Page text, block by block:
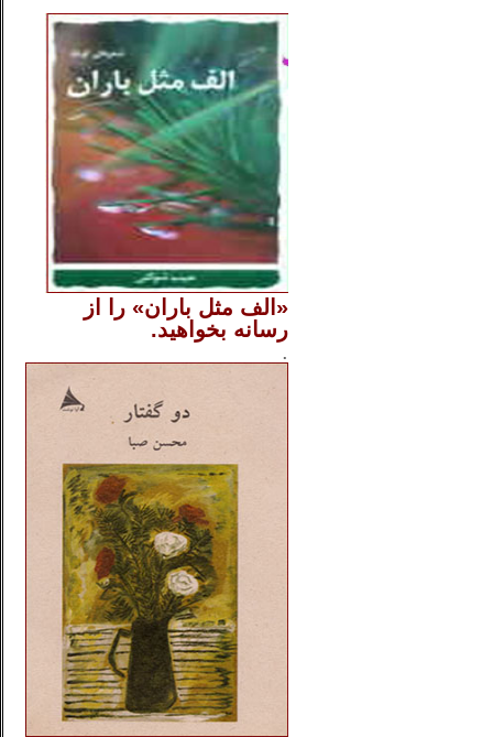
«الف مثل باران» را از
رسانه بخواهید.
.